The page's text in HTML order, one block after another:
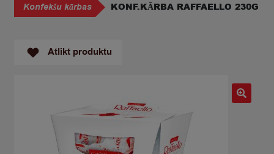
Konfekšu kārbas
KONF.KĀRBA RAFFAELLO 230G
Atlikt produktu